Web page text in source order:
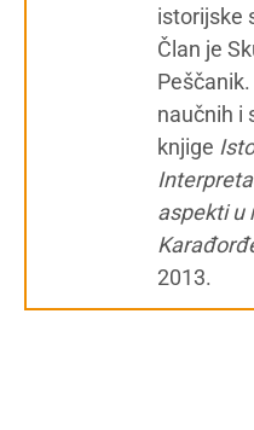
istorijske
Član je
naučnih i
knjige
aspekti u
2013.